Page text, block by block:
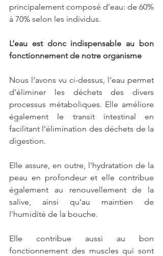
principalement composé d’eau: de 60%
à 70% selon les individus.
L’eau est donc indispensable au bon
fonctionnement de notre organisme
Nous l’avons vu ci-dessus, l’eau permet
d’éliminer les déchets des divers
processus métaboliques. Elle améliore
également le transit intestinal en
facilitant l’élimination des déchets de la
digestion.
Elle assure, en outre, l'hydratation de la
peau en profondeur et elle contribue
également au renouvellement de la
salive, ainsi qu'au maintien de
l'humidité de la bouche.
Elle contribue aussi au bon
fonctionnement des muscles qui sont